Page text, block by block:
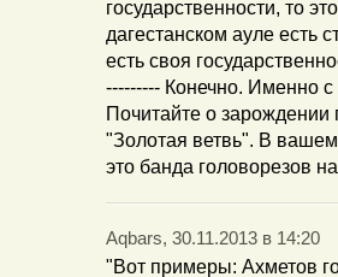
государственности, то
дагестанском ауле есть
есть своя
--------- Конечно. Именно с
Почитайте о зарождении
"Золотая ветвь". В
это банда головорезов
Aqbars, 30.11.2013 в 14:20
"Вот примеры: Ахметов